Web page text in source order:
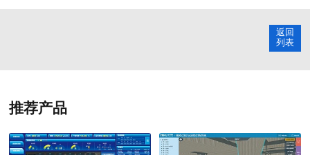
返回
列表
推荐产品